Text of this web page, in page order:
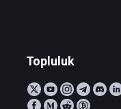
Topluluk